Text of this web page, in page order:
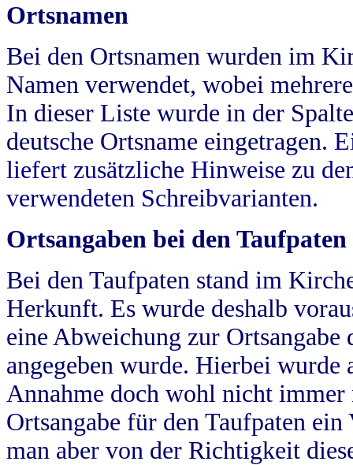
Ortsnamen
Bei den Ortsnamen wurden im
Namen verwendet, wobei
In dieser Liste wurde in der
deutsche Ortsname eingetragen.
liefert zusätzliche Hinweise zu
verwendeten Schreibvarianten.
Ortsangaben bei den Taufpaten
Bei den Taufpaten stand im
Herkunft. Es wurde deshalb
eine Abweichung zur
angegeben wurde. Hierbei wurde
Annahme doch wohl nicht
Ortsangabe für den Taufpaten
man aber von der Richtigkeit